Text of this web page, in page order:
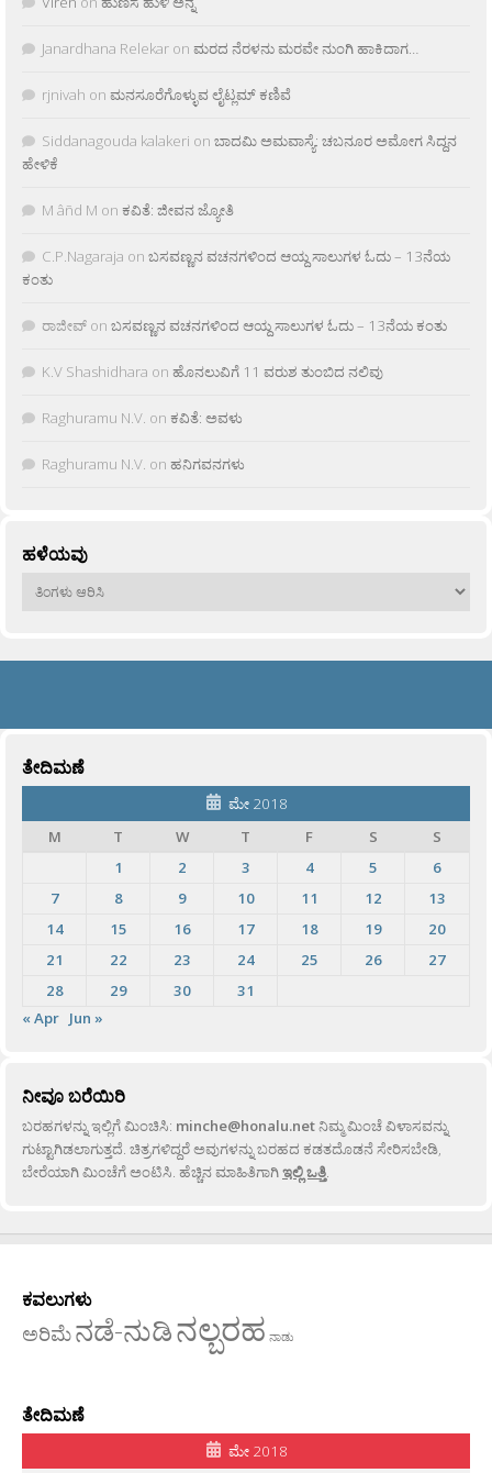
Janardhana Relekar on ಮರದ ನೆರಳನು ಮರವೇ ನುಂಗಿ ಹಾಕಿದಾಗ…
rjnivah on ಮನಸೂರೆಗೊಳ್ಳುವ ಲೈಟ್ಲಮ್ ಕಣಿವೆ
Siddanagouda kalakeri on ಬಾದಮಿ ಅಮವಾಸ್ಯೆ: ಚಬನೂರ ಅಮೋಗ ಸಿದ್ದನ
ಹೇಳಿಕೆ
M âñd M on ಕವಿತೆ: ಜೀವನ ಜ್ಯೋತಿ
C.P.Nagaraja on ಬಸವಣ್ಣನ ವಚನಗಳಿಂದ ಆಯ್ದ ಸಾಲುಗಳ ಓದು – 13ನೆಯ
ಕಂತು
ರಾಜೀವ್ on ಬಸವಣ್ಣನ ವಚನಗಳಿಂದ ಆಯ್ದ ಸಾಲುಗಳ ಓದು – 13ನೆಯ ಕಂತು
K.V Shashidhara on ಹೊನಲುವಿಗೆ 11 ವರುಶ ತುಂಬಿದ ನಲಿವು
Raghuramu N.V. on ಕವಿತೆ: ಅವಳು
Raghuramu N.V. on ಹನಿಗವನಗಳು
ಹಳೆಯವು
ಹಳೆಯವು
ತೇದಿಮಣೆ
ಮೇ 2018
M
T W T F S
S
1
2 3 4 5
6
7
8 9 10 11 12
13
14
15 16 17 18 19
20
21
22 23 24 25 26
27
28
29 30
31
« Apr Jun »
ನೀವೂ ಬರೆಯಿರಿ
ಬರಹಗಳನ್ನು ಇಲ್ಲಿಗೆ ಮಿಂಚಿಸಿ: minche@honalu.netನಿಮ್ಮ ಮಿಂಚೆ ವಿಳಾಸವನ್ನು
ಗುಟ್ಟಾಗಿಡಲಾಗುತ್ತದೆ. ಚಿತ್ರಗಳಿದ್ದರೆ ಅವುಗಳನ್ನು ಬರಹದ ಕಡತದೊಡನೆ ಸೇರಿಸಬೇಡಿ,
ಬೇರೆಯಾಗಿ ಮಿಂಚೆಗೆ ಅಂಟಿಸಿ. ಹೆಚ್ಚಿನ ಮಾಹಿತಿಗಾಗಿಇಲ್ಲಿ ಒತ್ತಿ.
ಕವಲುಗಳು
ಅರಿಮೆನಡೆ-ನುಡಿನಲ್ಬರಹ ನಾಡು
ತೇದಿಮಣೆ
ಮೇ 2018